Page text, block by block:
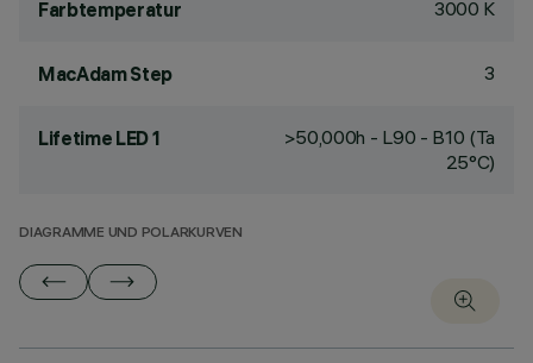
Farbtemperatur 3000 K
MacAdam Step 3
Lifetime LED 1
>50,000h - L90 - B10 (Ta
25°C)
DIAGRAMME UND POLARKURVEN